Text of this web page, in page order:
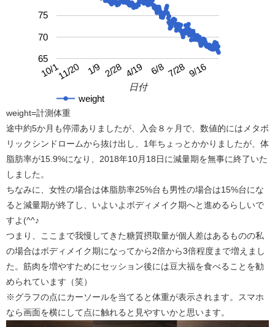
weight
10/111/20 1/9 2/28 4/19 6/8 7/28 9/16
65
70
75
日付
weight=計測体重
途中約5か月も停滞ありましたが、入会８ヶ月で、数値的にはメタボ
リックシンドロームから抜け出し、1年ちょっとかかりましたが、体
脂肪率が15.9%になり、2018年10月18日に減量期を無事に終了いた
しました。
ちなみに、女性の場合は体脂肪率25%台も男性の場合は15%台にな
ると減量期が終了し、いよいよボディメイク期へと進めるらしいで
すよ(^^♪
つまり、ここまで我慢してきた糖質摂取量が個人差はあるものの私
の場合はボディメイク期になってから2倍から3倍程度まで増えまし
た。筋肉を増やすためにセッション後には豆大福を食べることを勧
められています（笑）
※グラフの点にカーソールを当てると体重が表示されます。スマホ
なら画面を横にして点に触れると見やすいかと思います。